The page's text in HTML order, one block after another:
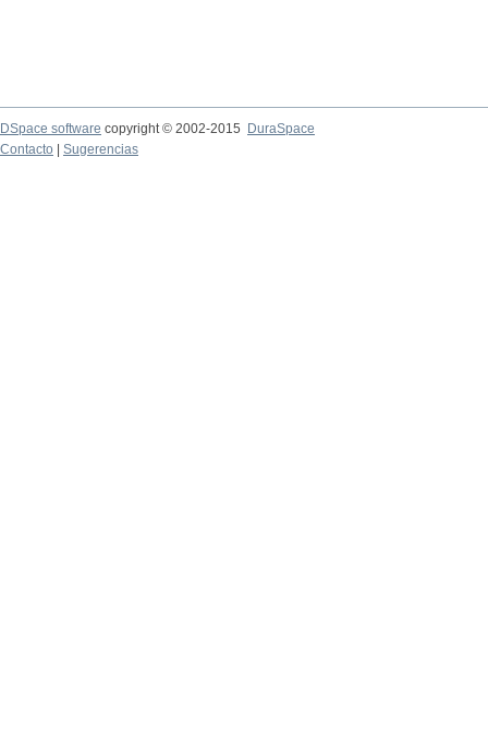
DSpace software copyright © 2002-2015
DuraSpace
Contacto
Sugerencias